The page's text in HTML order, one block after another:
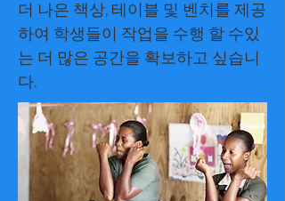
더 나은 책상, 테이블 및 벤치를 제공
하여 학생들이 작업을 수행 할 수있
는 더 많은 공간을 확보하고 싶습니
다.